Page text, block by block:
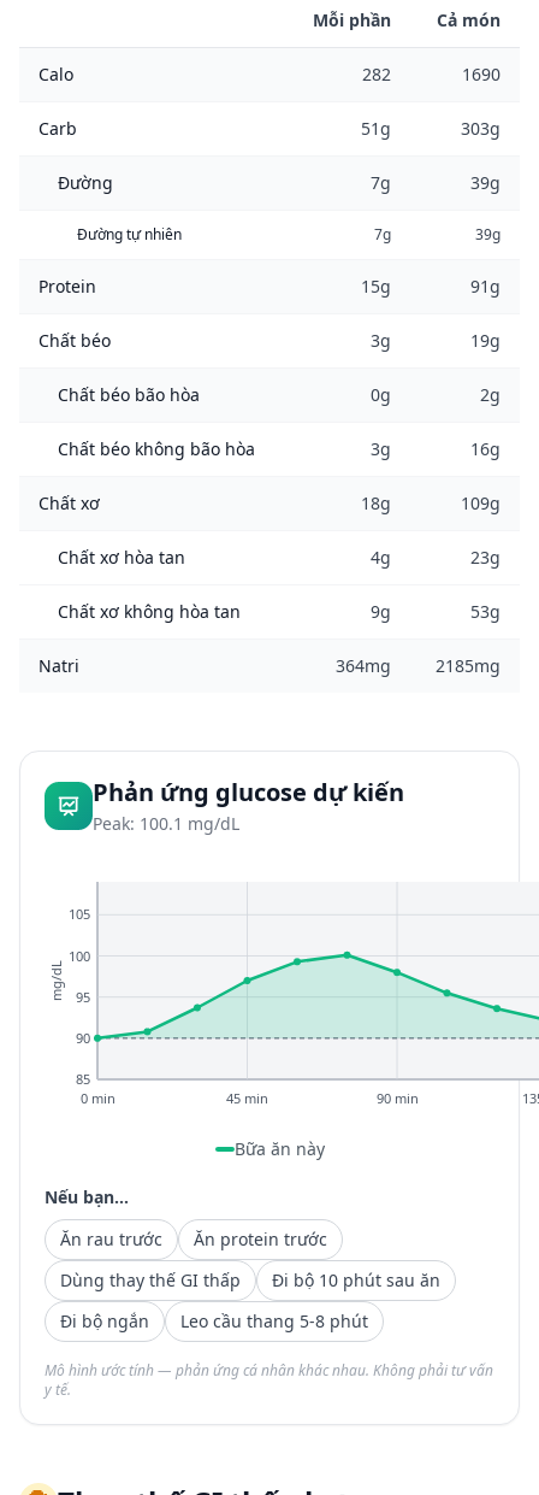
Mỗi phần Cả món
Calo 282 1690
Carb 51g 303g
Đường 7g 39g
Đường tự nhiên 7g 39g
Protein 15g 91g
Chất béo 3g 19g
Chất béo bão hòa 0g 2g
Chất béo không bão hòa 3g 16g
Chất xơ 18g 109g
Chất xơ hòa tan 4g 23g
Chất xơ không hòa tan 9g 53g
Natri 364mg 2185mg
Phản ứng glucose dự kiến
Peak: 100.1 mg/dL
85
90
95
100
105
0 min 45 min 90 min
mg/dL
Bữa ăn này
Nếu bạn...
Ăn rau trước
Ăn protein trước
Dùng thay thế GI thấp
Đi bộ 10 phút sau ăn
Đi bộ ngắn
Leo cầu thang 5-8 phút
Mô hình ước tính — phản ứng cá nhân khác nhau. Không phải tư vấn
y tế.